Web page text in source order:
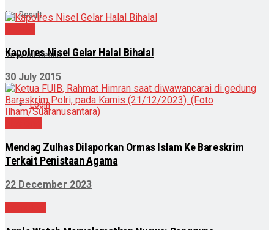
No Result
View All Result
Login
Kapolres Nisel Gelar Halal Bihalal
30 July 2015
Mendag Zulhas Dilaporkan Ormas Islam Ke Bareskrim
Terkait Penistaan Agama
22 December 2023